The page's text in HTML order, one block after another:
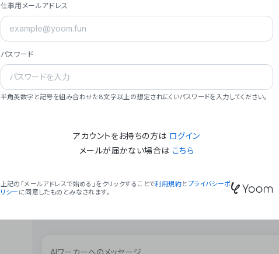
- **ミッション**: 「We Make Time」 – テクノロジー
- **ビジョン**: 「Global Business Automation」 – 世
### 会社概要
仕事用メールアドレス
パスワード
半角英数字と記号を組み合わせた8文字以上の想定されにくいパスワードを入力してください。
アカウントをお持ちの方は ログイン
メールが届かない場合は こちら
上記の「メールアドレスで始める」をクリックすることで利用規約とプライバシーポ
リシー に同意したものとみなされます。